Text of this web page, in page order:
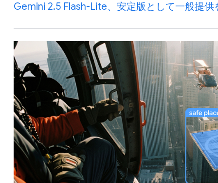
Gemini 2.5 Flash-Lite、安定版として一般提供